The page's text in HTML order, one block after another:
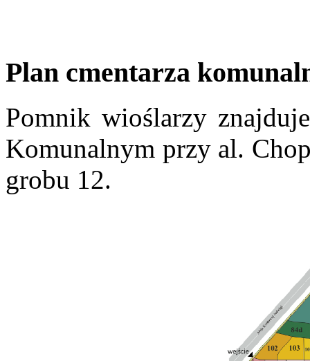
Plan cmentarza
Pomnik wioślarzy
Komunalnym przy al.
grobu 12.